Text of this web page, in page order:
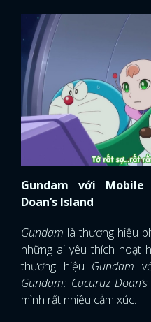
Gundam với Mobile
Doan’s Island
Gundam là thương hiệu
những ai yêu thích hoạt
thương hiệu Gundam
Gundam: Cucuruz
mình rất nhiều cảm xúc.